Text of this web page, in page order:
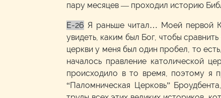
пару месяцев — проходил историю
E-26 Я раньше читал… Моей первой
увидеть, каким был Бог, чтобы
церкви у меня был один пробел, то
началось правление католической
происходило в то время, поэтому я
“Паломническая Церковь”